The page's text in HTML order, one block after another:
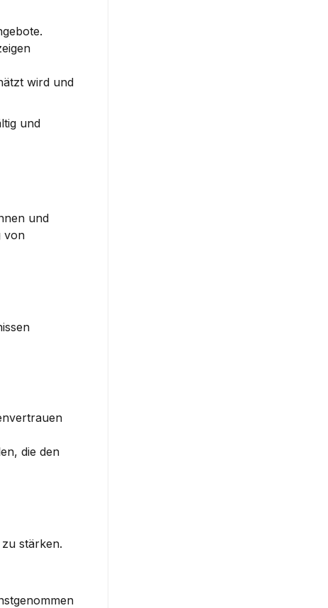
wird und
und
und
von
die den
stärken.